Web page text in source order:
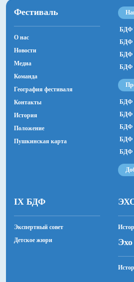
Фестиваль
О нас
Новости
Медиа
Команда
География фестиваля
Контакты
История
Положение
Пушкинская карта
БДФ
БДФ
БДФ
БДФ
БДФ
БДФ
БДФ
БДФ
БДФ
IX БДФ
Экспертный совет
Детское жюри